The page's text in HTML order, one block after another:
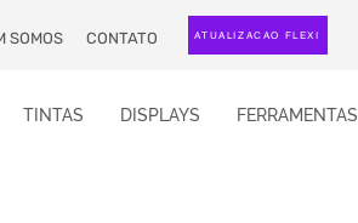
SOMOS CONTATO ATUALIZAÇÃO FLEXI
TINTAS DISPLAYS FERRAMENTAS